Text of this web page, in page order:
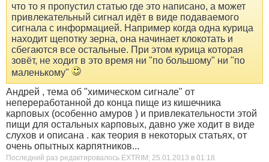
что то я пропустил статью где это написано, а может
привлекательный сигнал идёт в виде подаваемого
сигнала с информацией. Например когда одна курица
находит щепотку зерна, она начинает клокотать и
сбегаются все остальные. При этом курица которая
зовёт, не ходит в это время ни "по большому" ни "по
маленькому"
Андрей , тема об "химическом сигнале" от
непереработанной до конца пище из кишечника
карповых (особенно амуров ) и привлекательности этой
пищи для остальных карповых, давно уже ходит в виде
слухов и описана . как теория в некоторых статьях, от
очень опытных карпятников...
Последний раз редактировалось EXTRIM; 25.01.2013 в 01:18.